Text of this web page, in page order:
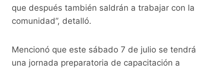
que después también saldrán a trabajar con la
comunidad”, detalló.
Mencionó que este sábado 7 de julio se tendrá
una jornada preparatoria de capacitación a